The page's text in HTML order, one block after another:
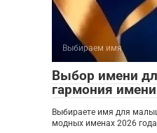
Выбираем имя
Выбор имени
гармония
Выбираете имя для
модных именах 2026